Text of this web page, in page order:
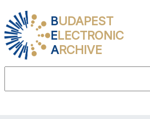
BUDAPEST
ELECTRONIC
ARCHIVE